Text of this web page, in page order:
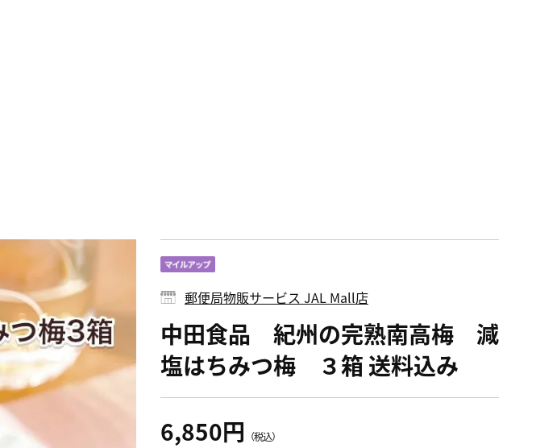
郵便局物販サービス JAL Mall店
中田食品 紀州の完熟南高梅 減
塩はちみつ梅 ３箱 送料込み
6,850円 （税込）